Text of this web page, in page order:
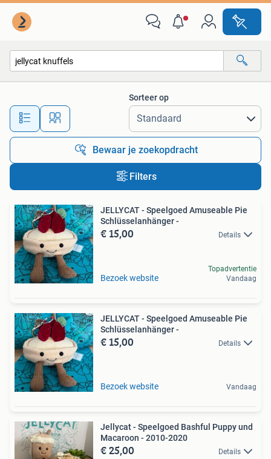
Alle afstanden…
Sorteer op
Bewaar je zoekopdracht
Filters
JELLYCAT - Speelgoed Amuseable Pie
Schlüsselanhänger -
€ 15,00 Details
Bezoek website
Topadvertentie
Vandaag
JELLYCAT - Speelgoed Amuseable Pie
Schlüsselanhänger -
€ 15,00 Details
Bezoek website Vandaag
Jellycat - Speelgoed Bashful Puppy und
Macaroon - 2010-2020
€ 25,00 Details